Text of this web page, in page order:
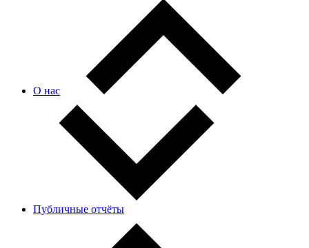
О нас
Публичные отчёты